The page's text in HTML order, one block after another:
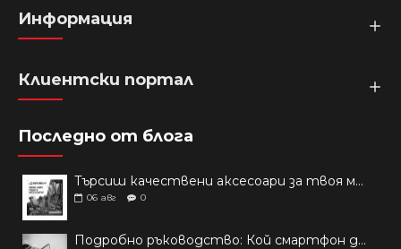
Информация
Клиентски портал
Последно от блога
Търсиш качествени аксесоари за твоя модел? Как правилно да защитим новия си смартфон: Ръководство за аксесоари през 2026 г.
06 авг 0
Подробно ръководство: Кой смартфон да купиш през 2026 г.?